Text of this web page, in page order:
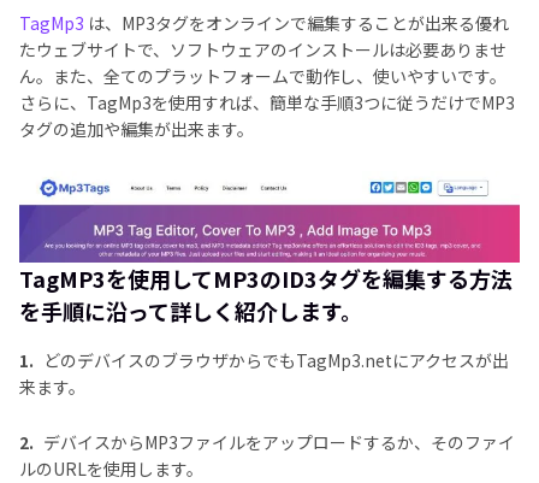
TagMp3 は、MP3タグをオンラインで編集することが出来る優れ
たウェブサイトで、ソフトウェアのインストールは必要ありませ
ん。また、全てのプラットフォームで動作し、使いやすいです。
さらに、TagMp3を使用すれば、簡単な手順3つに従うだけでMP3
タグの追加や編集が出来ます。
TagMP3を使用してMP3のID3タグを編集する方法
を手順に沿って詳しく紹介します。
1. どのデバイスのブラウザからでもTagMp3.netにアクセスが出
来ます。
2. デバイスからMP3ファイルをアップロードするか、そのファイ
ルのURLを使用します。